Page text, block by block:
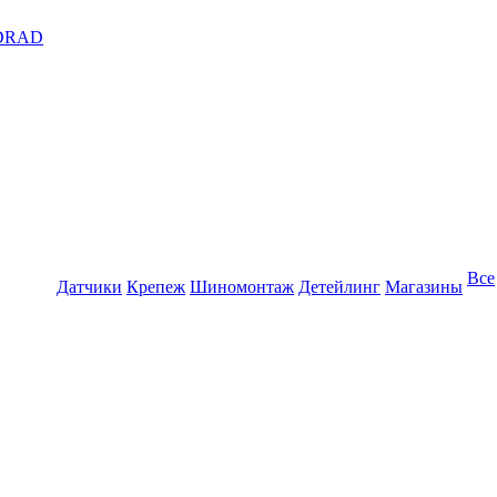
Датчики Крепеж Шиномонтаж Детейлинг Магазины Все